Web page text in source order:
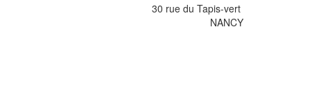
30 rue du Tapis-vert
NANCY